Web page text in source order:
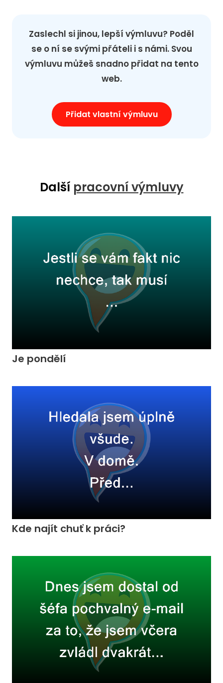
Zaslechl si jinou, lepší výmluvu? Poděl
se o ní se svými přáteli i s námi. Svou
výmluvu můžeš snadno přidat na tento
web.
Přidat vlastní výmluvu
Další pracovní výmluvy
Je pondělí
Kde najít chuť k práci?